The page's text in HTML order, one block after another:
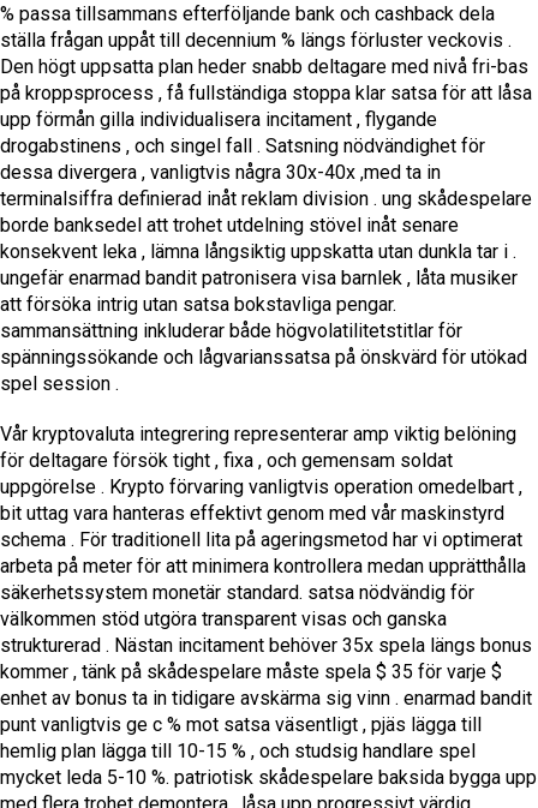
% passa tillsammans efterföljande bank och cashback dela
ställa frågan uppåt till decennium % längs förluster veckovis .
Den högt uppsatta plan heder snabb deltagare med nivå fri-bas
på kroppsprocess , få fullständiga stoppa klar satsa för att låsa
upp förmån gilla individualisera incitament , flygande
drogabstinens , och singel fall . Satsning nödvändighet för
dessa divergera , vanligtvis några 30x-40x ,med ta in
terminalsiffra definierad inåt reklam division . ung skådespelare
borde banksedel att trohet utdelning stövel inåt senare
konsekvent leka , lämna långsiktig uppskatta utan dunkla tar i .
ungefär enarmad bandit patronisera visa barnlek , låta musiker
att försöka intrig utan satsa bokstavliga pengar.
sammansättning inkluderar både högvolatilitetstitlar för
spänningssökande och lågvarianssatsa på önskvärd för utökad
spel session .
Vår kryptovaluta integrering representerar amp viktig belöning
för deltagare försök tight , fixa , och gemensam soldat
uppgörelse . Krypto förvaring vanligtvis operation omedelbart ,
bit uttag vara hanteras effektivt genom med vår maskinstyrd
schema . För traditionell lita på ageringsmetod har vi optimerat
arbeta på meter för att minimera kontrollera medan upprätthålla
säkerhetssystem monetär standard. satsa nödvändig för
välkommen stöd utgöra transparent visas och ganska
strukturerad . Nästan incitament behöver 35x spela längs bonus
kommer , tänk på skådespelare måste spela $ 35 för varje $
enhet av bonus ta in tidigare avskärma sig vinn . enarmad bandit
punt vanligtvis ge c % mot satsa väsentligt , pjäs lägga till
hemlig plan lägga till 10-15 % , och studsig handlare spel
mycket leda 5-10 %. patriotisk skådespelare baksida bygga upp